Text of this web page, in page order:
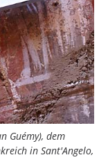
Guémy), dem
in Sant'Angelo,